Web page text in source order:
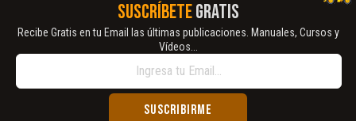
SUSCRÍBETEGRATIS
Recibe Gratis en tu Email las últimas publicaciones. Manuales, Cursos y
Vídeos...